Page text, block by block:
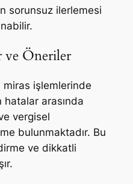
sorunsuz ilerlemesi
ve Öneriler
miras işlemlerinde
hatalar arasında
vergisel
bulunmaktadır. Bu
ve dikkatli